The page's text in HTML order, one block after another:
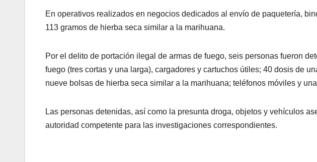
En operativos realizados en negocios dedicados al envío de paquetería,
113 gramos de hierba seca similar a la marihuana.
Por el delito de portación ilegal de armas de fuego, seis personas fueron
fuego (tres cortas y una larga), cargadores y cartuchos útiles; 40 dosis de
nueve bolsas de hierba seca similar a la marihuana; teléfonos móviles y
Las personas detenidas, así como la presunta droga, objetos y vehículos
autoridad competente para las investigaciones correspondientes.